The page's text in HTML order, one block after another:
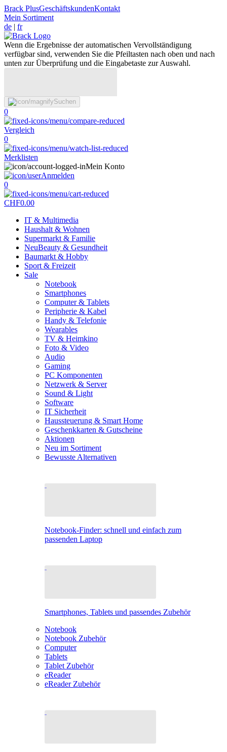
Brack PlusGeschäftskundenKontakt
Mein Sortiment
de | fr
Wenn die Ergebnisse der automatischen Vervollständigung
verfügbar sind, verwenden Sie die Pfeiltasten nach oben und nach
unten zur Überprüfung und die Eingabetaste zur Auswahl.
Suchen
0
Vergleich
0
Merklisten
Mein Konto
Anmelden
0
CHF0.00
IT & Multimedia
Haushalt & Wohnen
Supermarkt & Familie
NeuBeauty & Gesundheit
Baumarkt & Hobby
Sport & Freizeit
Sale
Notebook
Smartphones
Computer & Tablets
Peripherie & Kabel
Handy & Telefonie
Wearables
TV & Heimkino
Foto & Video
Audio
Gaming
PC Komponenten
Netzwerk & Server
Sound & Light
Software
IT Sicherheit
Haussteuerung & Smart Home
Geschenkkarten & Gutscheine
Aktionen
Neu im Sortiment
Bewusste Alternativen
Notebook-Finder: schnell und einfach zum
passenden Laptop
Smartphones, Tablets und passendes Zubehör
Notebook
Notebook Zubehör
Computer
Tablets
Tablet Zubehör
eReader
eReader Zubehör